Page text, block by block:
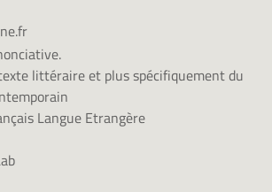
littéraire et plus spécifiquement du
Langue Etrangère